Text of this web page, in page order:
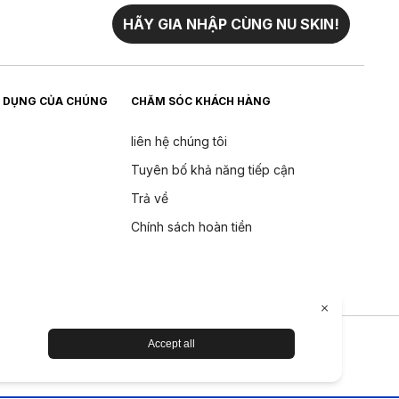
HÃY GIA NHẬP CÙNG NU SKIN!
CỦA CHÚNG
CHĂM SÓC KHÁCH HÀNG
liên hệ chúng tôi
Tuyên bố khả năng tiếp cận
Trả về
Chính sách hoàn tiền